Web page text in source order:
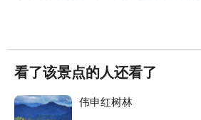
看了该景点的人还看了
伟申红树林